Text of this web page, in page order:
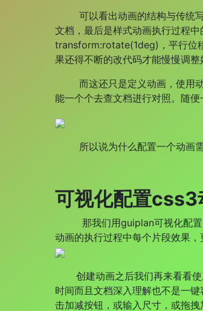
可以看出动画的结构与传统写
文档，最后是样式动画执行过程
transform:rotate(1deg) ，平行位
果还得不断的改代码才能慢慢调整
而这还只是定义动画，使用动
能一个个去查文档进行对照。随
所以说为什么配置一个动画需
可视化配置css3
那我们用guiplan可视化配置
动画的执行过程中每个片段效果
创建动画之后我们再来看看使
时间而且文档深入理解也不是一
击加减按钮，或输入尺寸，或拖